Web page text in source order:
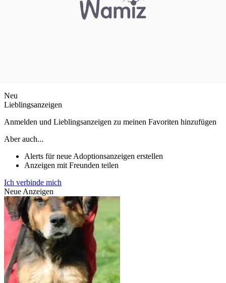
Neu
Lieblingsanzeigen
Anmelden und Lieblingsanzeigen zu meinen Favoriten hinzufügen
Aber auch...
Alerts für neue Adoptionsanzeigen erstellen
Anzeigen mit Freunden teilen
Ich verbinde mich
Neue Anzeigen